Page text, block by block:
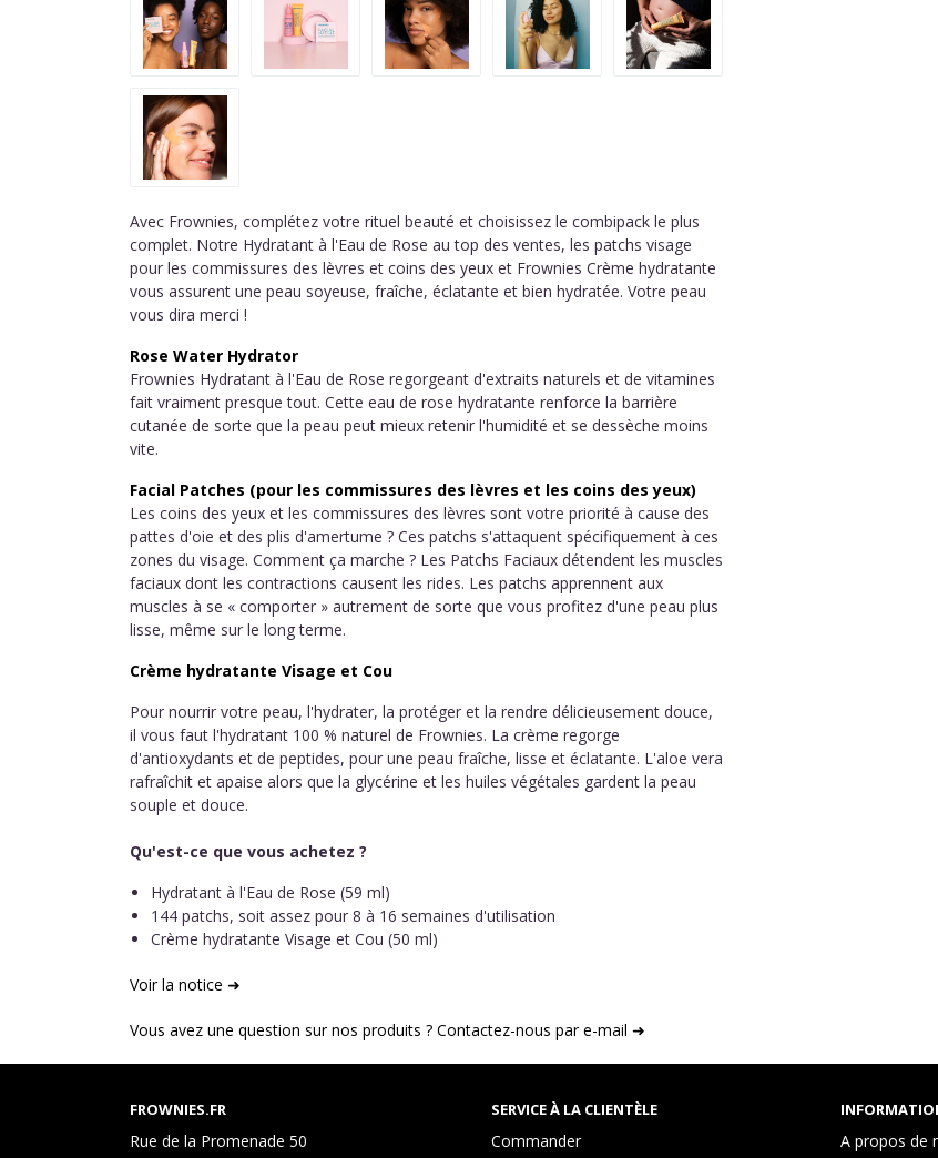
Avec Frownies, complétez votre rituel beauté et choisissez le combipack le plus
complet. Notre Hydratant à l'Eau de Rose au top des ventes, les patchs visage
pour les commissures des lèvres et coins des yeux et Frownies Crème hydratante
vous assurent une peau soyeuse, fraîche, éclatante et bien hydratée. Votre peau
vous dira merci !
Rose Water Hydrator
Frownies Hydratant à l'Eau de Rose regorgeant d'extraits naturels et de vitamines
fait vraiment presque tout. Cette eau de rose hydratante renforce la barrière
cutanée de sorte que la peau peut mieux retenir l'humidité et se dessèche moins
vite.
Facial Patches (pour les commissures des lèvres et les coins des yeux)
Les coins des yeux et les commissures des lèvres sont votre priorité à cause des
pattes d'oie et des plis d'amertume ? Ces patchs s'attaquent spécifiquement à ces
zones du visage. Comment ça marche ? Les Patchs Faciaux détendent les muscles
faciaux dont les contractions causent les rides. Les patchs apprennent aux
muscles à se « comporter » autrement de sorte que vous profitez d'une peau plus
lisse, même sur le long terme.
Crème hydratante Visage et Cou
Pour nourrir votre peau, l'hydrater, la protéger et la rendre délicieusement douce,
il vous faut l'hydratant 100 % naturel de Frownies. La crème regorge
d'antioxydants et de peptides, pour une peau fraîche, lisse et éclatante. L'aloe vera
rafraîchit et apaise alors que la glycérine et les huiles végétales gardent la peau
souple et douce.
Qu'est-ce que vous achetez ?
Hydratant à l'Eau de Rose (59 ml)
144 patchs, soit assez pour 8 à 16 semaines d'utilisation
Crème hydratante Visage et Cou (50 ml)
Voir la notice ➜
Vous avez une question sur nos produits ? Contactez-nous par e-mail ➜
FROWNIES.FR
Rue de la Promenade 50
SERVICE À LA CLIENTÈLE
Commander
A propos de